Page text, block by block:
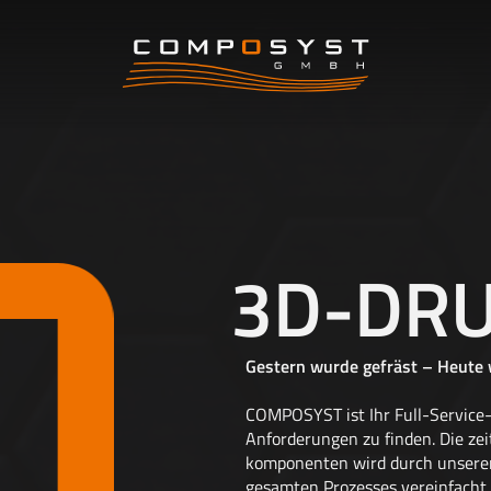
3D-
3D-
Gestern wurde gefräst –
COMPOSYST ist Ihr Full-
Anforderungen zu finden. Die
komponenten wird durch